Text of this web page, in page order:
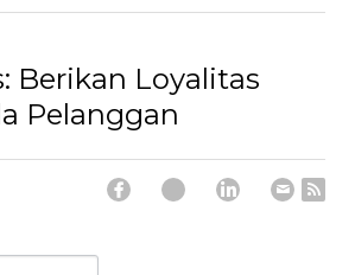
Berikan Loyalitas
Pelanggan